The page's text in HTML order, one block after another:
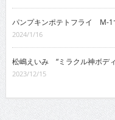
パンプキンポテトフライ M-1
2024/1/16
松嶋えいみ “ミラクル神ボデ
2023/12/15